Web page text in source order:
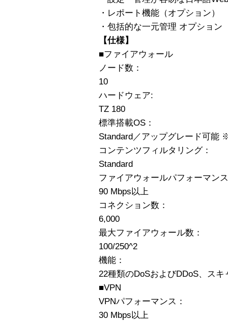
・レポート機能（オプション）
・包括的な一元管理 オプション
【仕様】
■ファイアウォール
ノード数：
10
ハードウェア:
TZ 180
標準搭載OS：
Standard／アップグレード可能
コンテンツフィルタリング：
Standard
ファイアウォールパフォーマン
90 Mbps以上
コネクション数：
6,000
最大ファイアウォール数：
100/250^2
機能：
22種類のDoSおよびDDoS、スキ
■VPN
VPNパフォーマンス：
30 Mbps以上